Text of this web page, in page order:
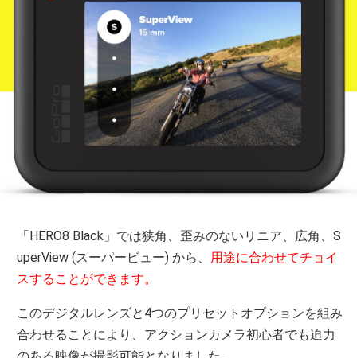
「HERO8 Black」では狭角、歪みのないリニア、広角、S
uperView (スーパービュー) から、 用途に合わせてチョイ
スすることができます。
このデジタルレンズと4つのプリセットオプションを組み
合わせることにより、アクションカメラ初心者でも迫力